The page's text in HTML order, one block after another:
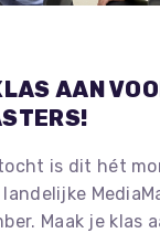
AAN
is dit hét
Maak je klas